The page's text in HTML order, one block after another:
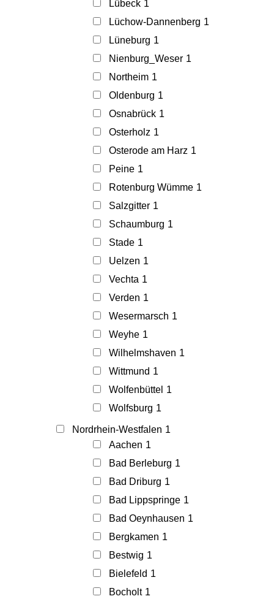
Lübeck 1
Lüchow-Dannenberg 1
Lüneburg 1
Nienburg_Weser 1
Northeim 1
Oldenburg 1
Osnabrück 1
Osterholz 1
Osterode am Harz 1
Peine 1
Rotenburg Wümme 1
Salzgitter 1
Schaumburg 1
Stade 1
Uelzen 1
Vechta 1
Verden 1
Wesermarsch 1
Weyhe 1
Wilhelmshaven 1
Wittmund 1
Wolfenbüttel 1
Wolfsburg 1
Nordrhein-Westfalen 1
Aachen 1
Bad Berleburg 1
Bad Driburg 1
Bad Lippspringe 1
Bad Oeynhausen 1
Bergkamen 1
Bestwig 1
Bielefeld 1
Bocholt 1